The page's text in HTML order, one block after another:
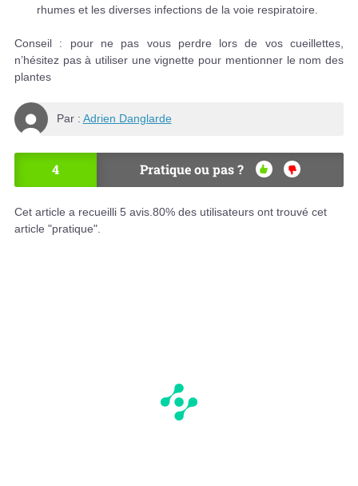
rhumes et les diverses infections de la voie respiratoire.
Conseil : pour ne pas vous perdre lors de vos cueillettes,
n’hésitez pas à utiliser une vignette pour mentionner le nom des
plantes
Par : Adrien Danglarde
4 Pratique ou pas ?
OU
NO
N
Cet article a recueilli 5 avis. 80% des utilisateurs ont trouvé cet
article "pratique".